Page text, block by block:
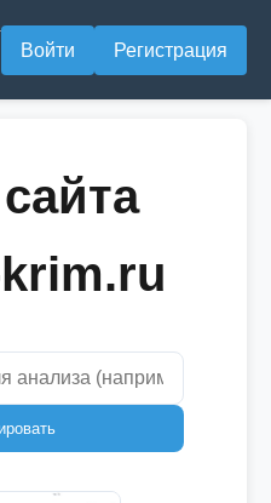
Войти Регистрация